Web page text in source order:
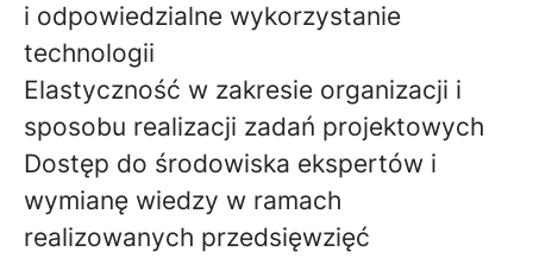
i odpowiedzialne wykorzystanie
technologii
Elastyczność w zakresie organizacji i
sposobu realizacji zadań projektowych
Dostęp do środowiska ekspertów i
wymianę wiedzy w ramach
realizowanych przedsięwzięć